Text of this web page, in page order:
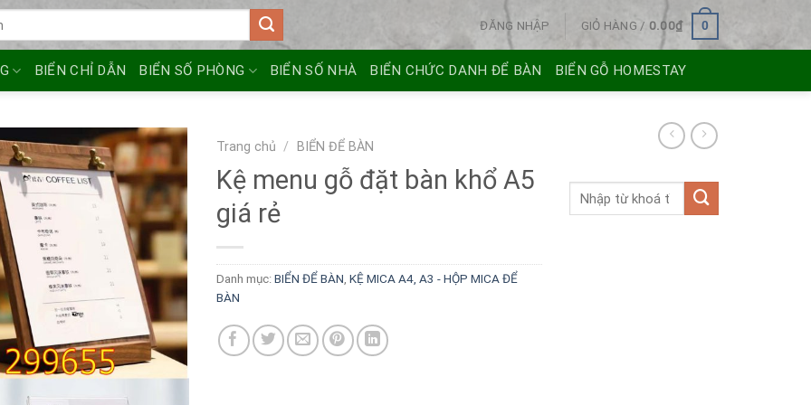
ĐĂNG NHẬP GIỎ HÀNG / 0.00₫ 0
BIỂN CHỈ DẪN BIỂN SỐ PHÒNG BIỂN SỐ NHÀ BIỂN CHỨC DANH ĐỂ BÀN BIỂN GỖ HOMESTAY
Trang chủ / BIỂN ĐỂ BÀN
Kệ menu gỗ đặt bàn khổ A5
giá rẻ
Danh mục:BIỂN ĐỂ BÀN KỆ MICA A4, A3 - HỘP MICA ĐỂ
BÀN